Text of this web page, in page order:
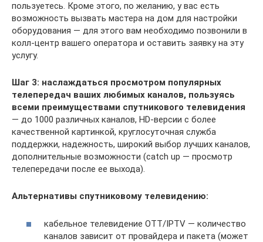
пользуетесь. Кроме этого, по желанию, у вас есть
возможность вызвать мастера на дом для настройки
оборудования — для этого вам необходимо позвонили в
колл-центр вашего оператора и оставить заявку на эту
услугу.
Шаг 3: наслаждаться просмотром популярных
телепередач ваших любимых каналов, пользуясь
всеми преимуществами спутникового телевидения
— до 1000 различных каналов, HD-версии с более
качественной картинкой, круглосуточная служба
поддержки, надежность, широкий выбор лучших каналов,
дополнительные возможности (catch up — просмотр
телепередачи после ее выхода).
Альтернативы спутниковому телевидению:
кабельное телевидение OTT/IPTV — количество
каналов зависит от провайдера и пакета (может